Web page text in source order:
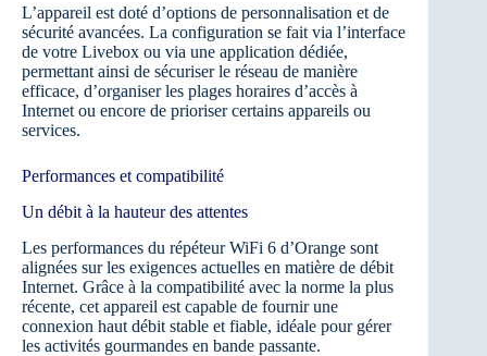
L’appareil est doté d’options de personnalisation et de
sécurité avancées. La configuration se fait via l’interface
de votre Livebox ou via une application dédiée,
permettant ainsi de sécuriser le réseau de manière
efficace, d’organiser les plages horaires d’accès à
Internet ou encore de prioriser certains appareils ou
services.
Performances et compatibilité
Un débit à la hauteur des attentes
Les performances du répéteur WiFi 6 d’Orange sont
alignées sur les exigences actuelles en matière de débit
Internet. Grâce à la compatibilité avec la norme la plus
récente, cet appareil est capable de fournir une
connexion haut débit stable et fiable, idéale pour gérer
les activités gourmandes en bande passante.